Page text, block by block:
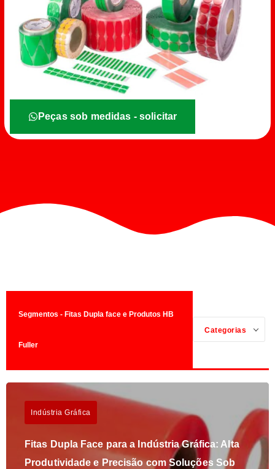
Peças sob medidas - solicitar
Segmentos - Fitas Dupla face e Produtos HB
Fuller
Categorias
Indústria Gráfica
Fitas Dupla Face para a Indústria Gráfica: Alta
Produtividade e Precisão com Soluções Sob